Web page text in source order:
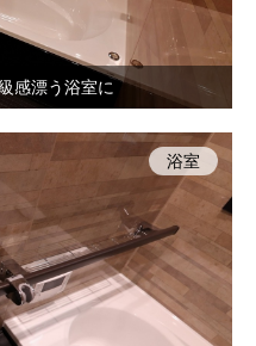
感漂う浴室に
浴室